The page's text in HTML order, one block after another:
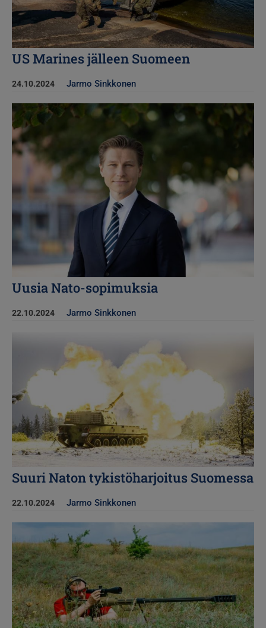
US Marines jälleen Suomeen
24.10.2024 Jarmo Sinkkonen
Kuva
Uusia Nato-sopimuksia
22.10.2024 Jarmo Sinkkonen
Suuri Naton tykistöharjoitus Suomessa
22.10.2024 Jarmo Sinkkonen